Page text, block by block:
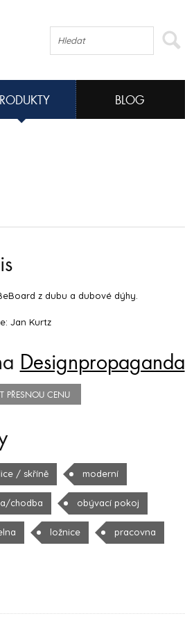
BLOG
z dubu a dubové dýhy.
Jan Kurtz
Designpropaganda
PŘESNOU CENU
/ skříně moderní
chodba obývací pokoj
ložnice pracovna